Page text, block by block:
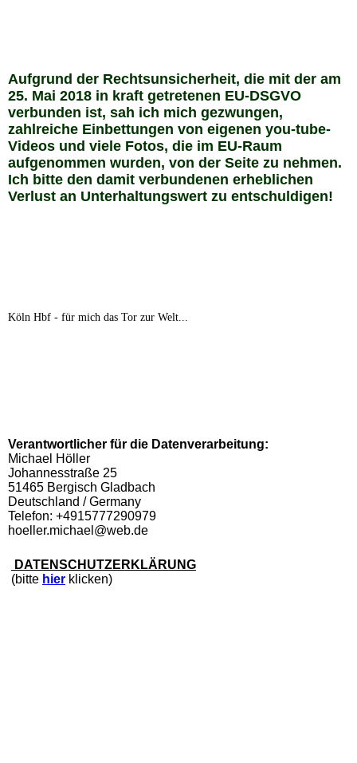
Aufgrund der Rechtsunsicherheit, die mit der am
25. Mai 2018 in kraft getretenen EU-DSGVO
verbunden ist, sah ich mich gezwungen,
zahlreiche Einbettungen von eigenen you-tube-
Videos und viele Fotos, die im EU-Raum
aufgenommen wurden, von der Seite zu nehmen.
Ich bitte den damit verbundenen erheblichen
Verlust an Unterhaltungswert zu entschuldigen!
Köln Hbf - für mich das Tor zur Welt...
Verantwortlicher für die Datenverarbeitung:
Michael Höller
Johannesstraße 25
51465 Bergisch Gladbach
Deutschland / Germany
Telefon: +4915777290979
hoeller.michael@web.de
DATENSCHUTZERKLÄRUNG
(bitte hier klicken)